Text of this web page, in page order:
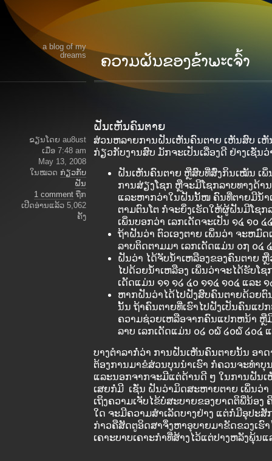
a blog of my
dreams
ຝັນເຫັນຄົນຕາຍ
ຂຽນໂດຍ au8ust
ເມື່ອ 7:48 am
May 13, 2008
ໃນໝວດ ກ່ຽວກັບ
ຝັນ
1 comment ຖືກ
ເປີດອ່ານແລ້ວ 5,062
ຄັ້ງ
ສ່ວນຫລາຍການຝັນເຫັນຄົນຕາຍ ເຫັນສົບ ເຫັ
ກ່ຽວກັບງານສົບ ມັກຈະເປັນເລື່ອງດີ ຢ່າງເຊັ່ນ
ຝັນເຫັນຄົນຕາຍ ຫຼືສົບທີ່ສົ່ງກິນເໝັນ ເພິ່
ການສ່ຽງໂຊກ ຫຼືຈະມີໂຊກລາບທາງດ້າ
ແລະຫາກວ່າໃນຝັນນັ້ໜ ຄົນທີ່ຕາຍມີນ້ຳ
ຕາມຕົນໂຕ ກໍ່ຈະຍິ່ງເຮັດໃຫ້ຜູ້ຝັນມີໂຊກ
ເພິ່ນບອກວ່າ ເລກເດັດຈະເປັນ ໑໔ ໑໐
ຖ້າຝັນວ່າ ຕົວເອງຕາຍ ເພິ່ນວ່າ ຈະຫມົດ
ລາບຕິດຕາມມາ ເລກເດັດແມ່ນ ໐໗ ໐໔
ຝັນວ່າ ໄດ້ຈັບນ້ຳເຫລືອງຂອງຄົນຕາຍ ຫຼື
ໄປດ້ວຍນ້ຳເຫລືອງ ເພິ່ນວ່າຈະໄດ້ຮັບໂ
ເດັດແມ່ນ ໑໑ ໑໒ ໔໐ ໑໑໔ ໑໐໔ ແລະ ໑
ຫາກຝັນວ່າໄດ້ໄປຝັງສົບຄົນຕາຍດ້ວຍຕົ
ນັ້ນ ຖ້າຄົນຕາຍທີ່ເຮົາໄປຝັງເປັນຄົນແປ
ຄວາມຊ່ວຍເຫລືອຈາກຄົນແປກຫນ້າ ຫຼື
ລາບ ເລກເດັດແມ່ນ ໐໒ ໐໖ ໒໐໖ ໒໐໔
ບາງຕຳລາກໍ່ວ່າ ການຝັນເຫັນຄົນຕາຍນັ້ນ ອາດ
ຕ້ອງການມາຂໍສ່ວນບຸນນຳເຮົາ ກໍ່ຄວນຈະທຳ
ແລະນອກຈາກຈະມີແຕ່ດ້ານດີ ໆ ໃນການຝັນ
ເສຍກໍ່ມີ ເຊັ່ນ ຝັນວ່າມິດສະຫາຍຕາຍ ເພິ່ນວ່າ
ເຖິງຄວາມເຈັບໄຂ້ບໍ່ສະບາຍຂອງຍາດຕິພີ່ນ້ອງ
ໃດ ຈະມີຄວາມສຳເລັດບາງຢ່າງ ແຕ່ກໍ່ມີອຸປະ
ກ່າວຄືສັດຕູອິດສາຈຶ່ງຫາອຸບາຍມາຂັດຂວງເຮົ
ເຄາະບາບເຄາະກຳທີ່ສ້າງໄວ້ແຕ່ປາງຫລັງພຸ້ນແ